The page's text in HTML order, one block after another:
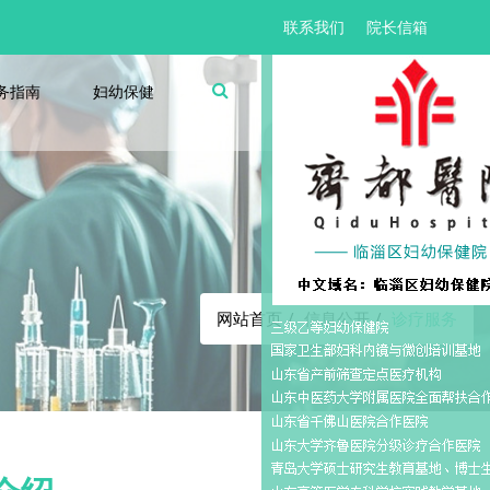
联系我们 院长信箱
指南 妇幼保健
诊疗服务
网站首页 信息公开 诊疗服务